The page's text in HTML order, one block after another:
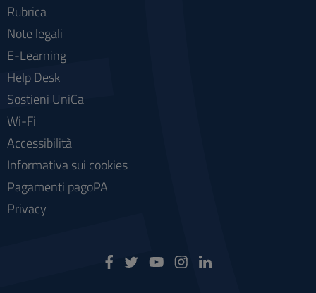
Rubrica
Note legali
E-Learning
Help Desk
Sostieni UniCa
Wi-Fi
Accessibilità
Informativa sui cookies
Pagamenti pagoPA
Privacy